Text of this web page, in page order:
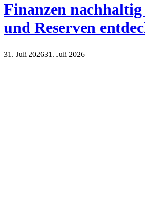
Finanzen
und Reserven
31. Juli 202631. Juli 2026